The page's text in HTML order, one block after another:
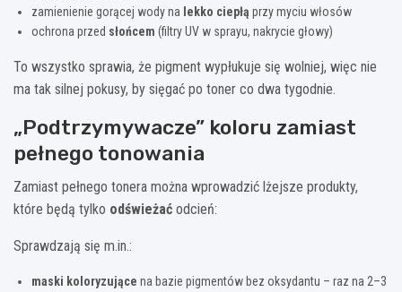
zamienienie gorącej wody na lekko ciepłą przy myciu włosów
ochrona przed słońcem (filtry UV w sprayu, nakrycie głowy)
To wszystko sprawia, że pigment wypłukuje się wolniej, więc nie
ma tak silnej pokusy, by sięgać po toner co dwa tygodnie.
„Podtrzymywacze” koloru zamiast
pełnego tonowania
Zamiast pełnego tonera można wprowadzić lżejsze produkty,
które będą tylko odświeżać odcień:
Sprawdzają się m.in.:
maski koloryzujące na bazie pigmentów bez oksydantu – raz na 2–3